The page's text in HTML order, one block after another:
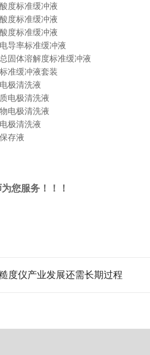
度标准缓冲液
度标准缓冲液
度标准缓冲液
导率标准缓冲液
固体溶解度标准缓冲液
准缓冲液套装
极清洗液
电极清洗液
电极清洗液
极清洗液
存液
您服务！！！
度仪产业发展还需长期过程